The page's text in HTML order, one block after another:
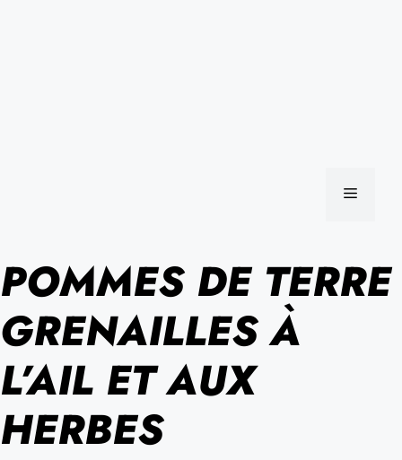
MENU
POMMES DE TERRE
GRENAILLES À
L’AIL ET AUX
HERBES